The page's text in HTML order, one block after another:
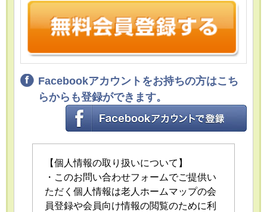
Facebookアカウントをお持ちの方はこち
らからも登録ができます。
【個人情報の取り扱いについて】
・このお問い合わせフォームでご提供い
ただく個人情報は老人ホームマップの会
員登録や会員向け情報の閲覧のために利